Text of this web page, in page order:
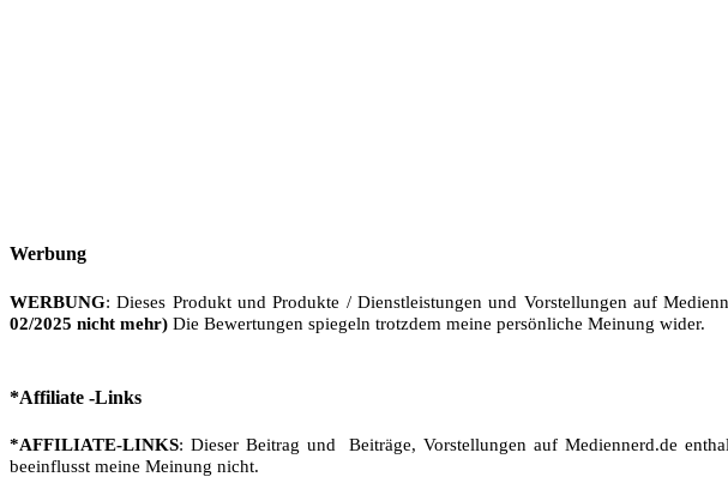
Werbung
WERBUNG: Dieses Produkt und Produkte / Dienstleistungen und Vorstellungen auf
02/2025 nicht mehr) Die Bewertungen spiegeln trotzdem meine persönliche Meinung wider.
*Affiliate -Links
*AFFILIATE-LINKS: Dieser Beitrag und Beiträge, Vorstellungen auf Mediennerd.de
beeinflusst meine Meinung nicht.